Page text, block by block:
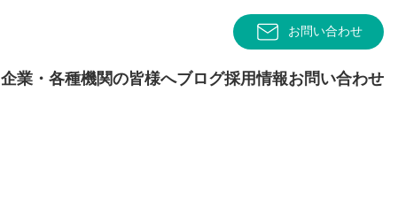
お問い合わせ
企業・各種機関の皆様へブログ採用情報お問い合わせ